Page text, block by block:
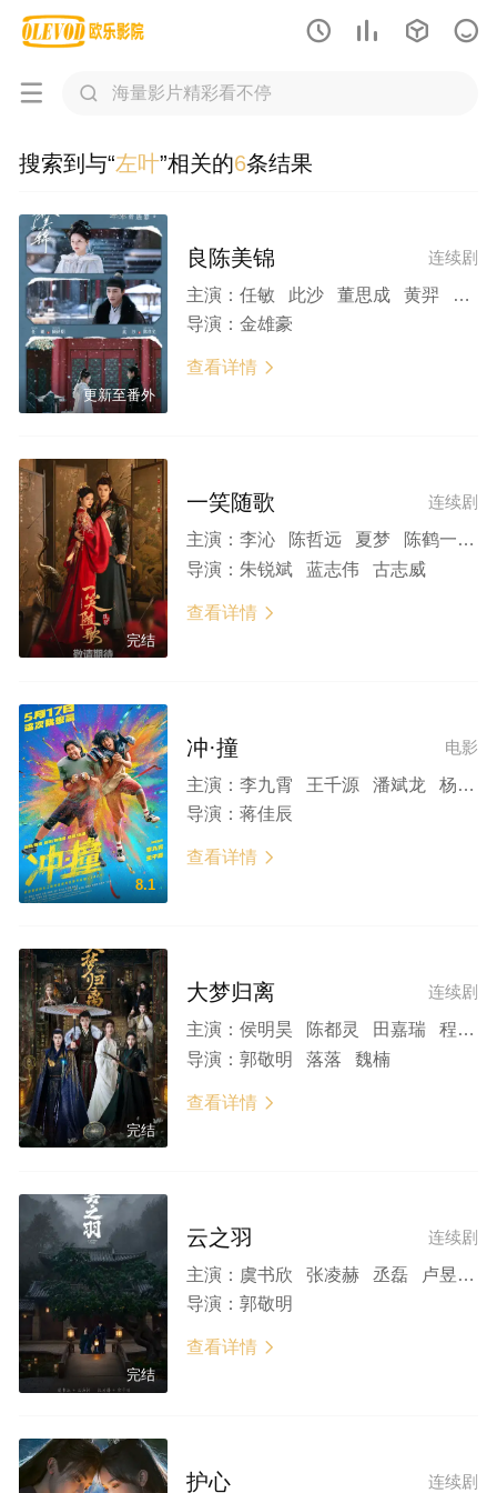
   
 
搜索到与“左叶”相关的6条结果
更新至番外
连续剧
良陈美锦
主演： 任敏 此沙 董思成 黄羿 吴刚 王思懿 左叶 印小天 杨童舒 李菲儿 张耀 黄日莹 杨昆 杨青 丁嘉丽 李媛 黄龄 钱波 郑家彬
导演： 金雄豪
查看详情 
完结
连续剧
一笑随歌
主演： 李沁 陈哲远 夏梦 陈鹤一 左叶 秦天宇 辛凯丽 张珹朗 盛英豪 王子腾 田广宇
导演： 朱锐斌 蓝志伟 古志威
查看详情 
8.1
电影
冲·撞
主演： 李九霄 王千源 潘斌龙 杨皓宇 梁超 尚语贤 左叶 勃小龙 苏劲源 薛闻君 梁静 李雪琴
导演： 蒋佳辰
查看详情 
完结
连续剧
大梦归离
主演： 侯明昊 陈都灵 田嘉瑞 程潇 林子烨 徐振轩 闫桉 欧米德 赖伟明 艾米 左叶 古力娜扎 彭小苒 丞磊 汪铎 王以纶
导演： 郭敬明 落落 魏楠
查看详情 
完结
连续剧
云之羽
主演： 虞书欣 张凌赫 丞磊 卢昱晓 金靖 孙晨竣 田嘉瑞 温峥嵘 欧米德 左叶 纪凌尘 林子烨 梁雪峰 储子竣 曾舜晞 陈都灵 曾可妮
导演： 郭敬明
查看详情 
连续剧
护心